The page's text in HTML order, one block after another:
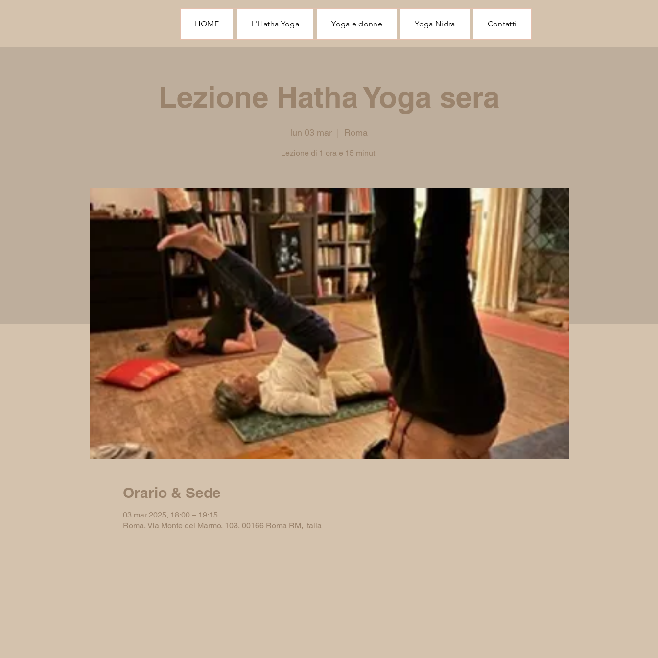
HOME L'Hatha Yoga Yoga e donne Yoga Nidra Contatti
Lezione Hatha Yoga sera
lun 03 mar Roma
Lezione di 1 ora e 15 minuti
Orario & Sede
03 mar 2025, 18:00 – 19:15
Roma, Via Monte del Marmo, 103, 00166 Roma RM, Italia